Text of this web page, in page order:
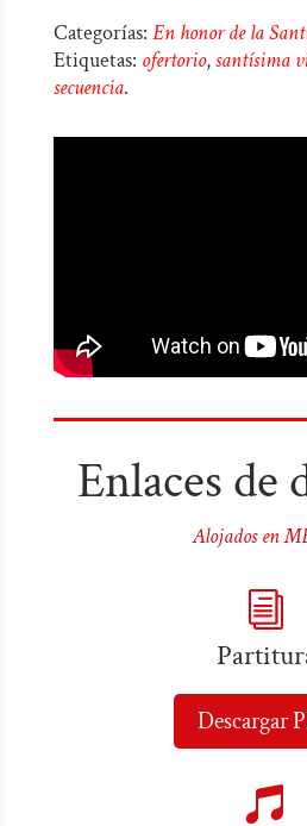
Categorías: En honor de la
Etiquetas: ofertorio,santísima
secuencia.
Enlaces de
Alojados en
i
Descargar
